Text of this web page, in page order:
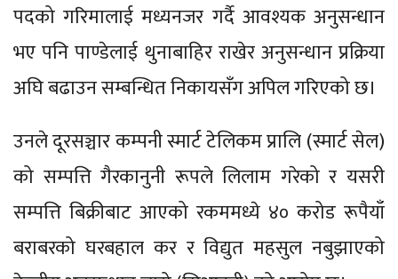
पदको गरिमालाई मध्यनजर गर्दै आवश्यक अनुसन्धान
भए पनि पाण्डेलाई थुनाबाहिर राखेर अनुसन्धान प्रक्रिया
अघि बढाउन सम्बन्धित निकायसँग अपिल गरिएको छ।
उनले दूरसञ्चार कम्पनी स्मार्ट टेलिकम प्रालि (स्मार्ट सेल)
को सम्पत्ति गैरकानुनी रूपले लिलाम गरेको र यसरी
सम्पत्ति बिक्रीबाट आएको रकममध्ये ४० करोड रूपैयाँ
बराबरको घरबहाल कर र विद्युत महसुल नबुझाएको